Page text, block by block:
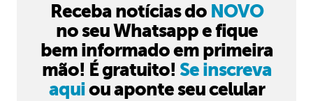
Receba notícias do NOVO
no seu Whatsapp e fique
bem informado em primeira
mão! É gratuito! Se inscreva
aquiou aponte seu celular